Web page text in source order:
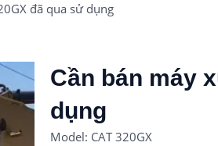
đã qua sử dụng
Cần bán máy
dụng
Model: CAT 320GX